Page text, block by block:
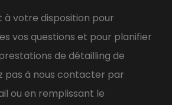
à votre disposition pour
vos questions et pour planifier
de détailling de
pas à nous contacter par
ou en remplissant le